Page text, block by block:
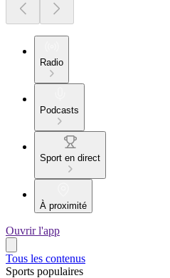
Radio
Podcasts
Sport en direct
À proximité
Ouvrir l'app
Tous les contenus
Sports populaires